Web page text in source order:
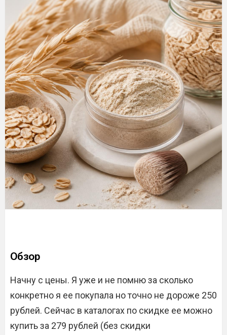
Обзор
Начну с цены. Я уже и не помню за сколько
конкретно я ее покупала но точно не дороже 250
рублей. Сейчас в каталогах по скидке ее можно
купить за 279 рублей (без скидки